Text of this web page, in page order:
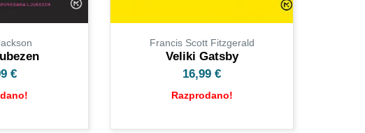
€
Francis Scott Fitzgerald
Veliki Gatsby
16,99€
Razprodano!